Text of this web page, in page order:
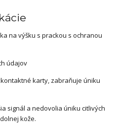
na výšku s prackou s ochranou
údajov
karty, zabraňuje úniku
signál a nedovolia úniku citlivých
kože.